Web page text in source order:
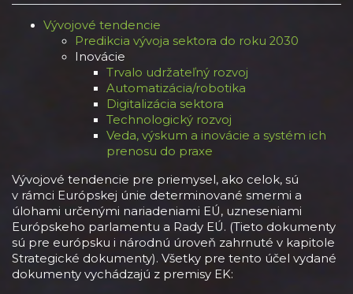
Vývojové tendencie
Predikcia vývoja sektora do roku 2030
Inovácie
Trvalo udržateľný rozvoj
Automatizácia/robotika
Digitalizácia sektora
Technologický rozvoj
Veda, výskum a inovácie a systém ich
prenosu do praxe
Vývojové tendencie pre priemysel, ako celok, sú
v rámci Európskej únie determinované smermi a
úlohami určenými nariadeniami EÚ, uzneseniami
Európskeho parlamentu a Rady EÚ. (Tieto dokumenty
sú pre európsku i národnú úroveň zahrnuté v kapitole
Strategické dokumenty). Všetky pre tento účel vydané
dokumenty vychádzajú z premisy EK: